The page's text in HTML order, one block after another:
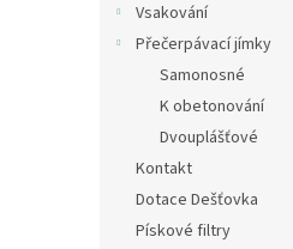
Vsakování
Přečerpávací jímky
Samonosné
K obetonování
Dvouplášťové
Kontakt
Dotace Dešťovka
Pískové filtry